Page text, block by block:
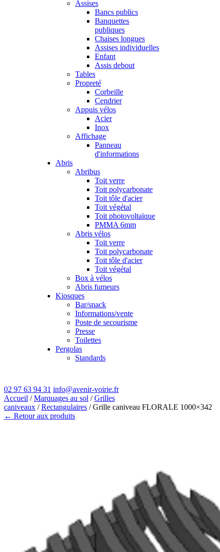
Assises
Bancs publics
Banquettes
publiques
Chaises longues
Assises individuelles
Enfant
Assis debout
Tables
Propreté
Corbeille
Cendrier
Appuis vélos
Acier
Inox
Affichage
Panneau
d'informations
Abris
Abribus
Toit verre
Toit polycarbonate
Toit tôle d'acier
Toit végétal
Toit photovoltaïque
PMMA 6mm
Abris vélos
Toit verre
Toit polycarbonate
Toit tôle d'acier
Toit végétal
Box à vélos
Abris fumeurs
Kiosques
Bar/snack
Informations/vente
Poste de secourisme
Presse
Toilettes
Pergolas
Standards
02 97 63 94 31 info@avenir-voirie.fr
Accueil /Marquages au sol /Grilles
caniveaux /Rectangulaires / Grille caniveau FLORALE 1000×342
← Retour aux produits